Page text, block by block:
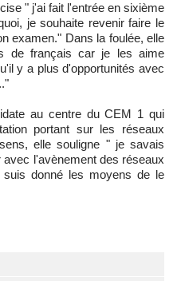
" j'ai fait l'entrée en sixième
je souhaite revenir faire le
examen." Dans la foulée, elle
de français car je les aime
y a plus d'opportunités avec
au centre du CEM 1 qui
portant sur les réseaux
elle souligne " je savais
l'avènement des réseaux
donné les moyens de le